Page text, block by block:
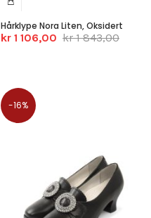
Hårklype Nora Liten, Oksidert
kr 1 106,00 kr 1 843,00
-16%